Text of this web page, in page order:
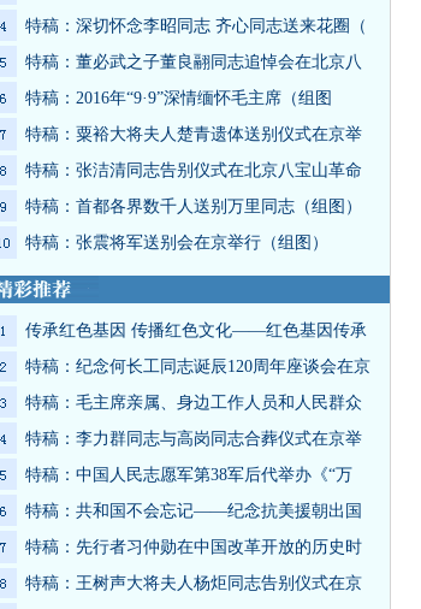
特稿：深切怀念李昭同志 齐心同志送来花圈（
特稿：董必武之子董良翮同志追悼会在北京八
特稿：2016年“9·9”深情缅怀毛主席（组图
特稿：粟裕大将夫人楚青遗体送别仪式在京举
特稿：张洁清同志告别仪式在北京八宝山革命
特稿：首都各界数千人送别万里同志（组图）
特稿：张震将军送别会在京举行（组图）
传承红色基因 传播红色文化——红色基因传承
特稿：纪念何长工同志诞辰120周年座谈会在京
特稿：毛主席亲属、身边工作人员和人民群众
特稿：李力群同志与高岗同志合葬仪式在京举
特稿：中国人民志愿军第38军后代举办《“万
特稿：共和国不会忘记——纪念抗美援朝出国
特稿：先行者习仲勋在中国改革开放的历史时
特稿：王树声大将夫人杨炬同志告别仪式在京